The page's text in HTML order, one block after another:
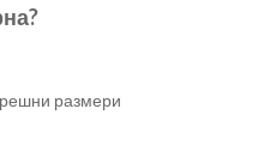
размери